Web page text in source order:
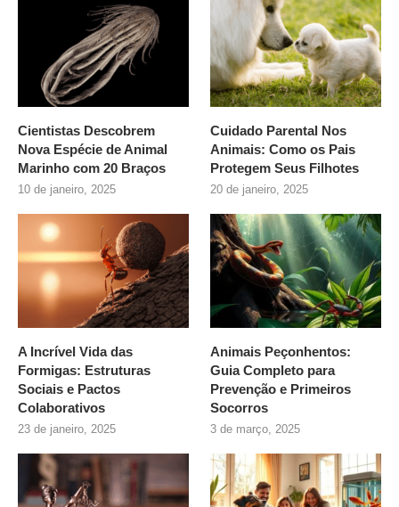
Cientistas Descobrem
Nova Espécie de Animal
Marinho com 20 Braços
10 de janeiro, 2025
Cuidado Parental Nos
Animais: Como os Pais
Protegem Seus Filhotes
20 de janeiro, 2025
A Incrível Vida das
Formigas: Estruturas
Sociais e Pactos
Colaborativos
23 de janeiro, 2025
Animais Peçonhentos:
Guia Completo para
Prevenção e Primeiros
Socorros
3 de março, 2025